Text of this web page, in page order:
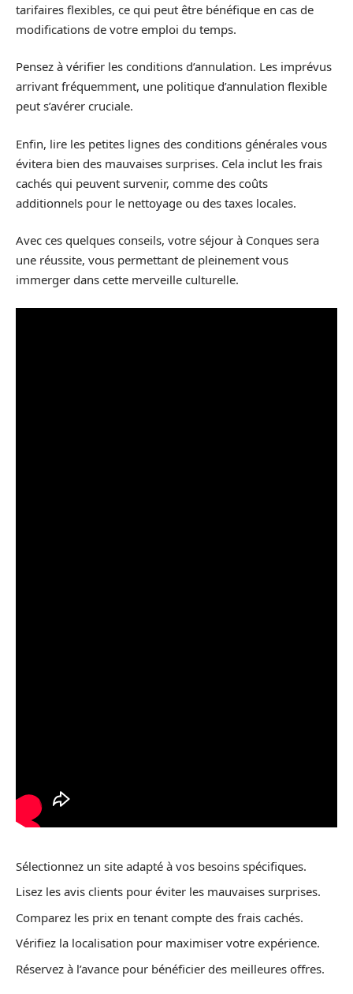
tarifaires flexibles, ce qui peut être bénéfique en cas de
modifications de votre emploi du temps.
Pensez à vérifier les conditions d’annulation. Les imprévus
arrivant fréquemment, une politique d’annulation flexible
peut s’avérer cruciale.
Enfin, lire les petites lignes des conditions générales vous
évitera bien des mauvaises surprises. Cela inclut les frais
cachés qui peuvent survenir, comme des coûts
additionnels pour le nettoyage ou des taxes locales.
Avec ces quelques conseils, votre séjour à Conques sera
une réussite, vous permettant de pleinement vous
immerger dans cette merveille culturelle.
Sélectionnez un site adapté à vos besoins spécifiques.
Lisez les avis clients pour éviter les mauvaises surprises.
Comparez les prix en tenant compte des frais cachés.
Vérifiez la localisation pour maximiser votre expérience.
Réservez à l’avance pour bénéficier des meilleures offres.